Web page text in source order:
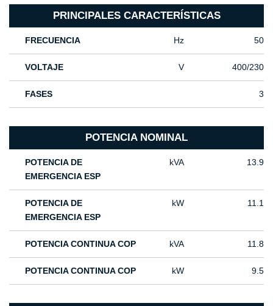
PRINCIPALES CARACTERÍSTICAS
FRECUENCIA Hz 50
VOLTAJE V 400/230
FASES 3
POTENCIA NOMINAL
POTENCIA DE
EMERGENCIA ESP
kVA 13.9
POTENCIA DE
EMERGENCIA ESP
kW 11.1
POTENCIA CONTINUA COP kVA 11.8
POTENCIA CONTINUA COP kW 9.5